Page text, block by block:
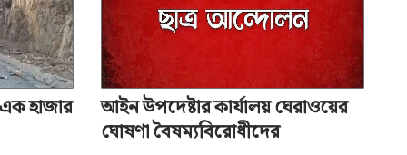
এক হাজার
আইন উপদেষ্টার কার্যালয় ঘেরাওয়ের
ঘোষণা বৈষম্যবিরোধীদের